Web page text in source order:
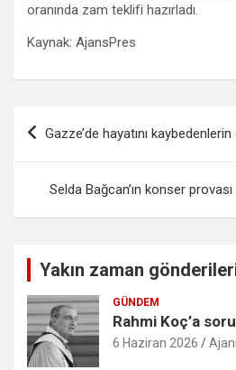
oranında zam teklifi hazırladı.
Kaynak: AjansPres
Yazı
gezinmesi
Gazze’de hayatını
Selda Bağcan’ın konser
Yakın zaman
GÜNDEM
Rahmi Koç’a
6 Haziran 2026